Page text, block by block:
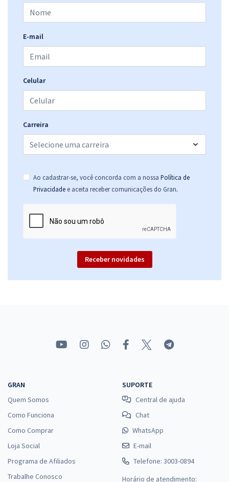
E-mail
Celular
Carreira
Ao cadastrar-se, você concorda com a nossa Política de
Privacidade e aceita receber comunicações do Gran.
Receber novidades
GRAN
Quem Somos
Como Funciona
Como Comprar
Loja Social
Programa de Afiliados
Trabalhe Conosco
SUPORTE
Central de ajuda
Chat
WhatsApp
E-mail
Telefone: 3003-0894
Horário de atendimento: